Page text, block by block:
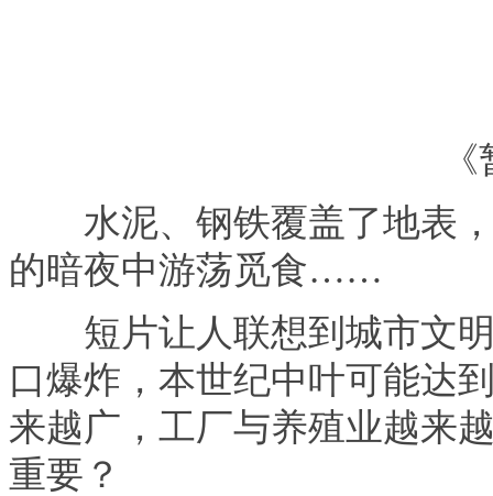
水泥、钢铁覆盖了地表，
的暗夜中游荡觅食……
短片让人联想到城市文明
口爆炸，本世纪中叶可能达
来越广，工厂与养殖业越来
重要？